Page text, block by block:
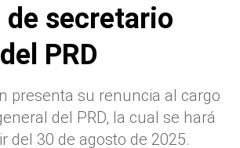
de secretario
PRD
presenta su renuncia al cargo
del PRD, la cual se hará
del 30 de agosto de 2025.